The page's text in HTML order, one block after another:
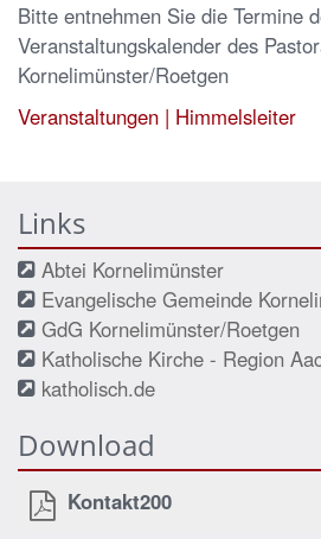
Bitte entnehmen Sie die Termine
Veranstaltungskalender des
Kornelimünster/Roetgen
Veranstaltungen | Himmelsleiter
Links
Abtei Kornelimünster
Evangelische Gemeinde
GdG Kornelimünster/Roetgen
Katholische Kirche - Region
katholisch.de
Download
Kontakt200